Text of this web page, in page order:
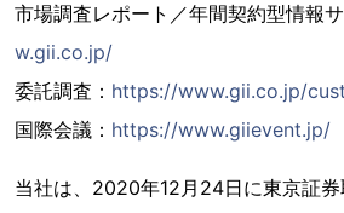
市場調査レポート／年間契約型情報サ
w.gii.co.jp/
委託調査： https://www.gii.co.jp/
国際会議： https://www.giievent.jp/
当社は、2020年12月24日に東京証